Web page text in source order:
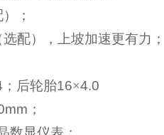
；
配），上坡加速更有力；
；后轮胎16×4.0
；